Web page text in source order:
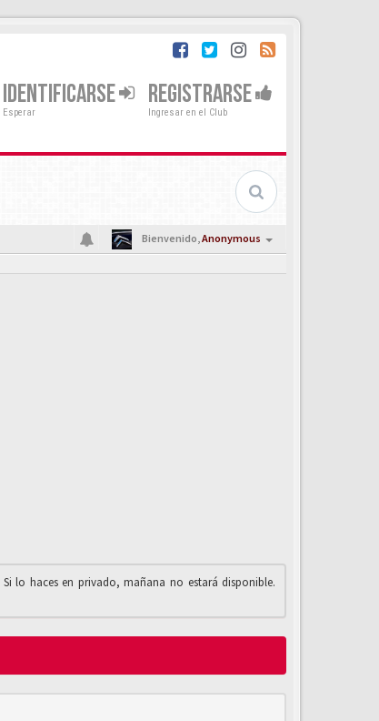
IDENTIFICARSE
Esperar
REGISTRARSE
Ingresar en el Club
Bienvenido,Anonymous
lo haces en privado, mañana no estará disponible.